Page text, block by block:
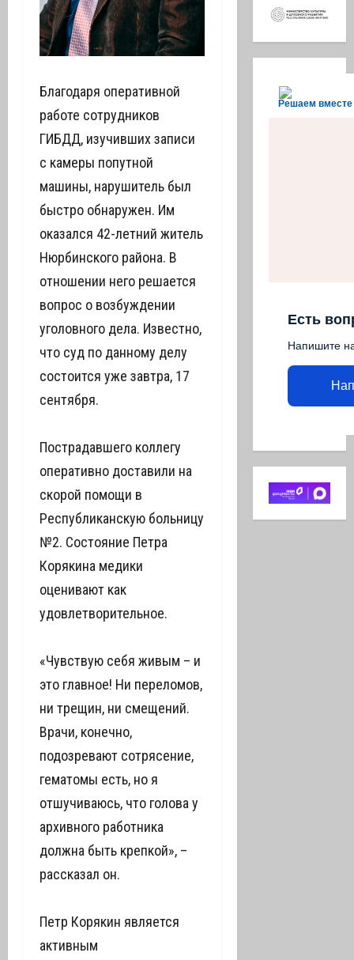
Благодаря оперативной
работе сотрудников
ГИБДД, изучивших записи
с камеры попутной
машины, нарушитель был
быстро обнаружен. Им
оказался 42-летний житель
Нюрбинского района. В
отношении него решается
вопрос о возбуждении
уголовного дела. Известно,
что суд по данному делу
состоится уже завтра, 17
сентября.
Пострадавшего коллегу
оперативно доставили на
скорой помощи в
Республиканскую больницу
№2. Состояние Петра
Корякина медики
оценивают как
удовлетворительное.
«Чувствую себя живым – и
это главное! Ни переломов,
ни трещин, ни смещений.
Врачи, конечно,
подозревают сотрясение,
гематомы есть, но я
отшучиваюсь, что голова у
архивного работника
должна быть крепкой», –
рассказал он.
Петр Корякин является
активным
Решаем вместе
Есть
Напишите